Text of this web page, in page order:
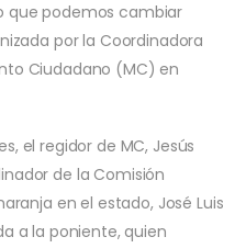
que podemos cambiar
por la Coordinadora
Ciudadano (MC) en
el regidor de MC, Jesús
de la Comisión
en el estado, José Luis
a la poniente, quien